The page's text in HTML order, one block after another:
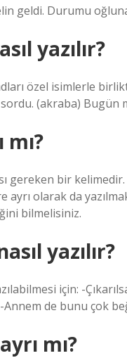
geldi. Durumu
yazılır?
özel isimlerle
(akraba) Bugün
mı?
gereken bir
olarak da
bilmelisiniz.
yazılır?
için: -
de bunu çok
mı?